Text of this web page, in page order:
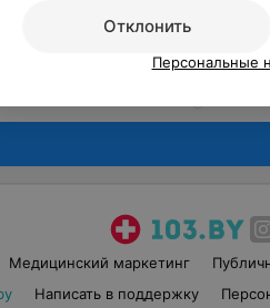
Медицинский маркетинг
Написать в поддержку
Отклонить
Персональные